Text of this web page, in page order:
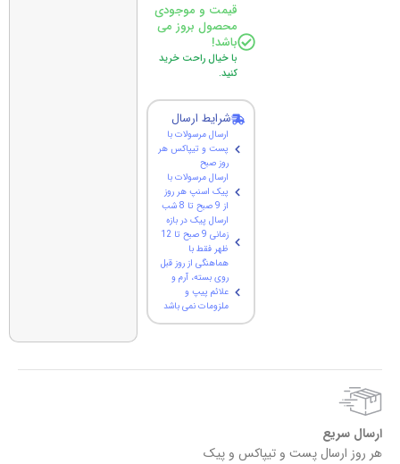
قیمت و موجودی
محصول بروز می
باشد!
با خیال راحت خرید
کنید.
شرایط ارسال
ارسال مرسولات با
پست و تیپاکس هر
روز صبح
ارسال مرسولات با
پیک اسنپ هر روز
از 9 صبح تا 8 شب
ارسال پیک در بازه
زمانی 9 صبح تا 12
ظهر فقط با
هماهنگی از روز قبل
روی بسته، آرم و
علائم پیپ و
ملزومات نمی باشد
ارسال سریع
هر روز ارسال پست و تیپاکس و پیک